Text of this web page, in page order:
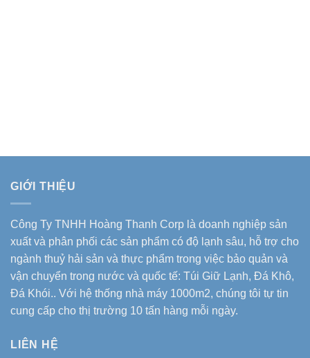
GIỚI THIỆU
Công Ty TNHH Hoàng Thanh Corp là doanh nghiệp sản
xuất và phân phối các sản phẩm có độ lạnh sâu, hỗ trợ cho
ngành thuỷ hải sản và thực phẩm trong việc bảo quản và
vận chuyển trong nước và quốc tế: Túi Giữ Lạnh, Đá Khô,
Đá Khói.. Với hệ thống nhà máy 1000m2, chúng tôi tự tin
cung cấp cho thị trường 10 tấn hàng mỗi ngày.
LIÊN HỆ